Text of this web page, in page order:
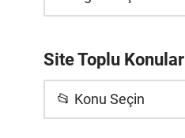
Site Toplu Konular
📂 Konu Seçin